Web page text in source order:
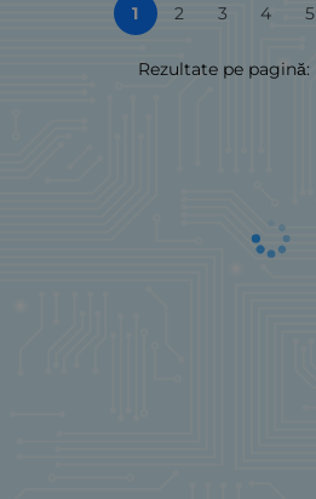
1 2 3 4 5
Rezultate pe pagină: